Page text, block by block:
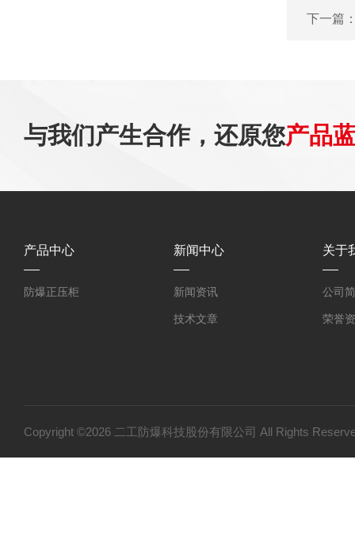
下一篇
与我们产生合作，还原您产品
产品中心
防爆正压柜
新闻中心
新闻资讯
技术文章
关于
公司
荣誉
Copyright ©2026 二工防爆科技股份有限公司 All Rights